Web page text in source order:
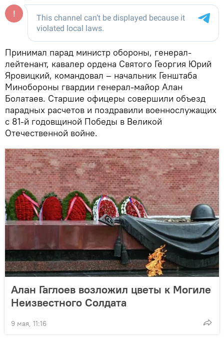
Принимал парад министр обороны, генерал-
лейтенант, кавалер ордена Святого Георгия Юрий
Яровицкий, командовал – начальник Генштаба
Минобороны гвардии генерал-майор Алан
Болатаев. Старшие офицеры совершили объезд
парадных расчетов и поздравили военнослужащих
с 81-й годовщиной Победы в Великой
Отечественной войне.
Алан Гаглоев возложил цветы к Могиле
Неизвестного Солдата
9 мая, 11:16